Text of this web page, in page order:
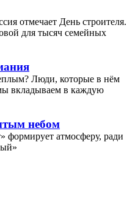
отмечает День строителя.
для тысяч семейных
Люди, которые в нём
вкладываем в каждую
небом
атмосферу, ради